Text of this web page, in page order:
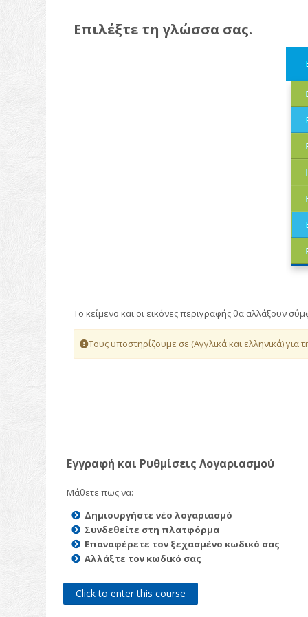
Επιλέξτε τη γλώσσα σας.
Το κείμενο και οι εικόνες περιγραφής θα αλλάξουν
Τους υποστηρίζουμε σε (Αγγλικά και ελληνικά) για
Εγγραφή και Ρυθμίσεις Λογαριασμού
Μάθετε πως να:
Δημιουργήστε νέο λογαριασμό
Συνδεθείτε στη πλατφόρμα
Επαναφέρετε τον ξεχασμένο κωδικό σας
Αλλάξτε τον κωδικό σας
Click to enter this course